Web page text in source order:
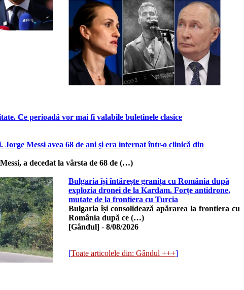
Ce perioadă vor mai fi valabile buletinele clasice
Messi avea 68 de ani și era internat într-o clinică din
a decedat la vârsta de 68 de (…)
Bulgaria își întărește granița cu România după
explozia dronei de la Kardam. Forțe antidrone,
mutate de la frontiera cu Turcia
Bulgaria își consolidează apărarea la frontiera cu
România după ce (…)
[Gândul] - 8/08/2026
[Toate articolele din: Gândul +++]